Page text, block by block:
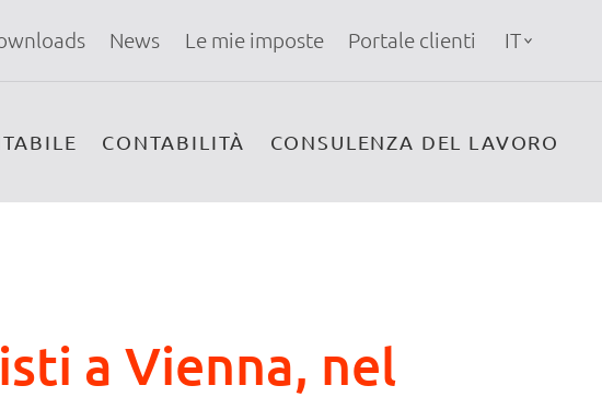
News Le mie imposte Portale clienti IT
CONTABILITÀ CONSULENZA DEL LAVORO
a Vienna, nel